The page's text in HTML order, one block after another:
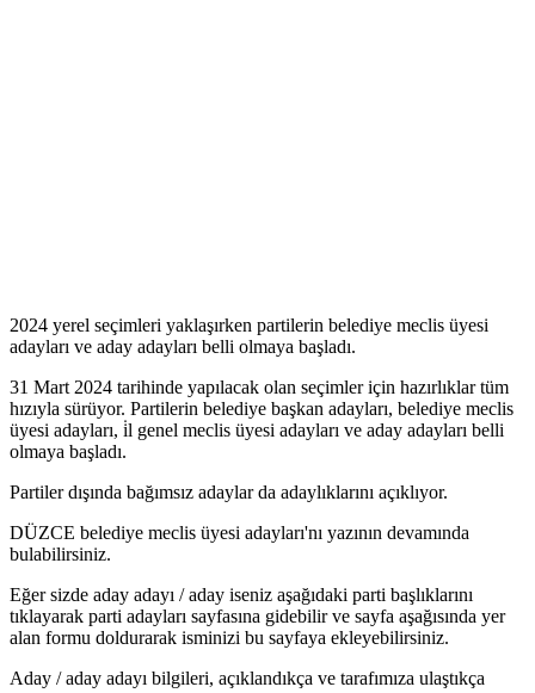
2024 yerel seçimleri yaklaşırken partilerin belediye meclis üyesi
adayları ve aday adayları belli olmaya başladı.
31 Mart 2024 tarihinde yapılacak olan seçimler için hazırlıklar tüm
hızıyla sürüyor. Partilerin belediye başkan adayları, belediye meclis
üyesi adayları, i̇l genel meclis üyesi adayları ve aday adayları belli
olmaya başladı.
Partiler dışında bağımsız adaylar da adaylıklarını açıklıyor.
DÜZCE belediye meclis üyesi adayları'nı yazının devamında
bulabilirsiniz.
Eğer sizde aday adayı / aday iseniz aşağıdaki parti başlıklarını
tıklayarak parti adayları sayfasına gidebilir ve sayfa aşağısında yer
alan formu doldurarak isminizi bu sayfaya ekleyebilirsiniz.
Aday / aday adayı bilgileri, açıklandıkça ve tarafımıza ulaştıkça